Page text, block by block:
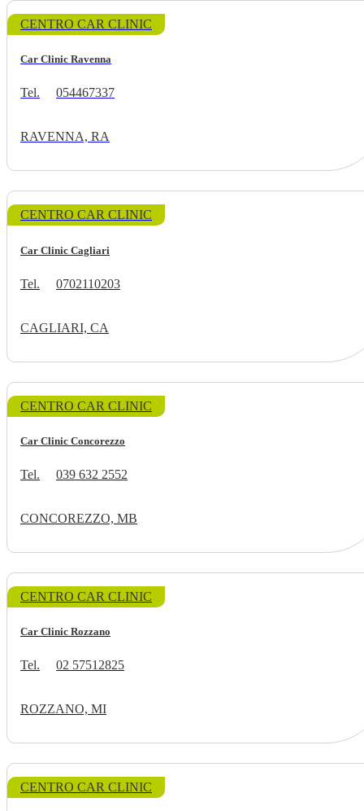
CENTRO CAR CLINIC
Car Clinic Ravenna
Tel. 054467337
RAVENNA, RA
CENTRO CAR CLINIC
Car Clinic Cagliari
Tel. 0702110203
CAGLIARI, CA
CENTRO CAR CLINIC
Car Clinic Concorezzo
Tel. 039 632 2552
CONCOREZZO, MB
CENTRO CAR CLINIC
Car Clinic Rozzano
Tel. 02 57512825
ROZZANO, MI
CENTRO CAR CLINIC